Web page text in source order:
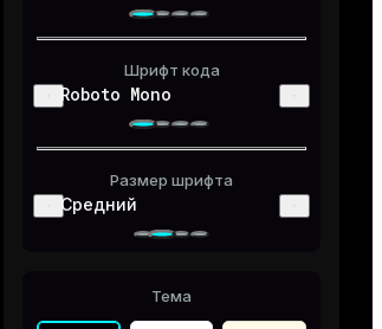
Шрифт кода
Roboto Mono
Размер шрифта
Средний
Тема